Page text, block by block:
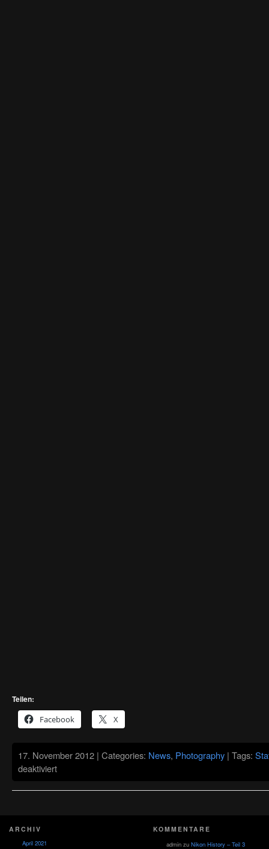
Teilen:
Facebook
X
17. November 2012 | Categories: News, Photography | Tags:
deaktiviertDas
Stativ
ARCHIV
April 2021
KOMMENTARE
admin zuNikon History – Teil 3